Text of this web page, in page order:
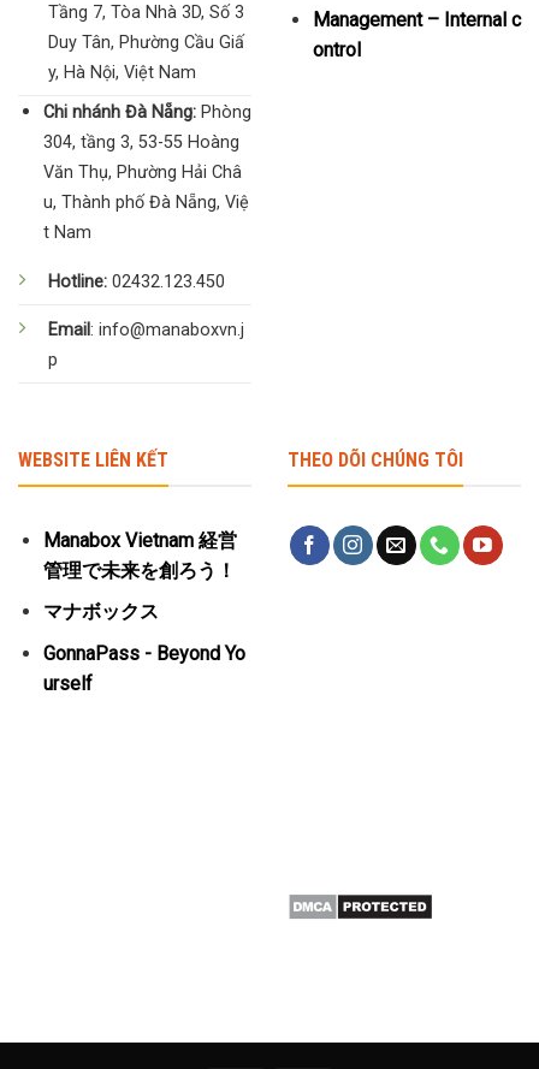
Tầng 7, Tòa Nhà 3D, Số 3
Duy Tân, Phường Cầu Giấ
y, Hà Nội, Việt Nam
Chi nhánh Đà Nẵng:Phòng
304, tầng 3, 53-55 Hoàng
Văn Thụ, Phường Hải Châ
u, Thành phố Đà Nẵng, Việ
t Nam
Hotline: 02432.123.450
Email: info@manaboxvn.j
p
Management – Internal c
ontrol
WEBSITE LIÊN KẾT
Manabox Vietnam 経営
管理で未来を創ろう！
マナボックス
GonnaPass - Beyond Yo
urself
THEO DÕI CHÚNG TÔI